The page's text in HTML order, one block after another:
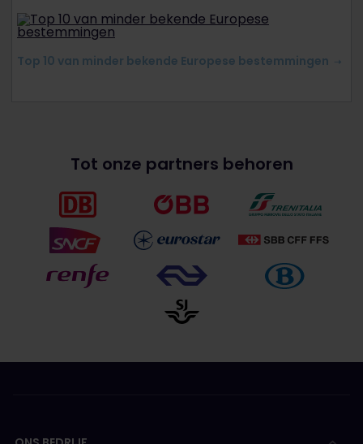
Top 10 van minder bekende Europese bestemmingen
Tot onze partners behoren